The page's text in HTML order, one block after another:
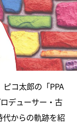
コ太郎の「PPA
デューサー・古
からの軌跡を紹